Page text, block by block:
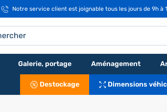
Notre service client est joignable tous les jours de 9h à
Galerie, portage Aménagement
Destockage Dimensions